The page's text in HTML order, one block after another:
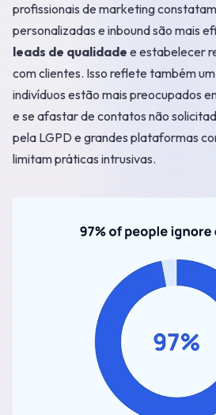
profissionais de marketing
personalizadas e inbound são mais
leads de qualidade e estabelecer
com clientes. Isso reflete também
indivíduos estão mais preocupados
e se afastar de contatos não
pela LGPD e grandes plataformas
limitam práticas intrusivas.